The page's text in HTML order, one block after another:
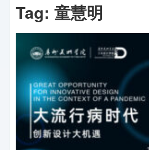
Tag:童慧明